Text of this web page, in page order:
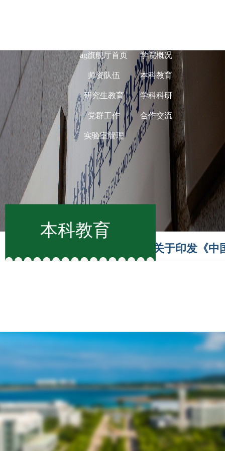
ag旗舰厅首页 学院概况
师资队伍 本科教育
研究生教育 学科科研
党群工作 合作交流
实验室管理
本科教育
关于印发《